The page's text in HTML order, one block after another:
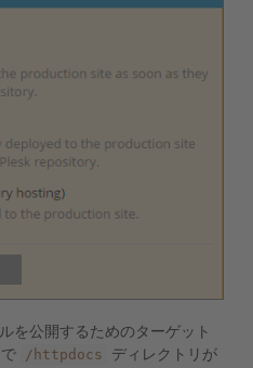
を公開するためのターゲット
/httpdocs
ディレクトリが